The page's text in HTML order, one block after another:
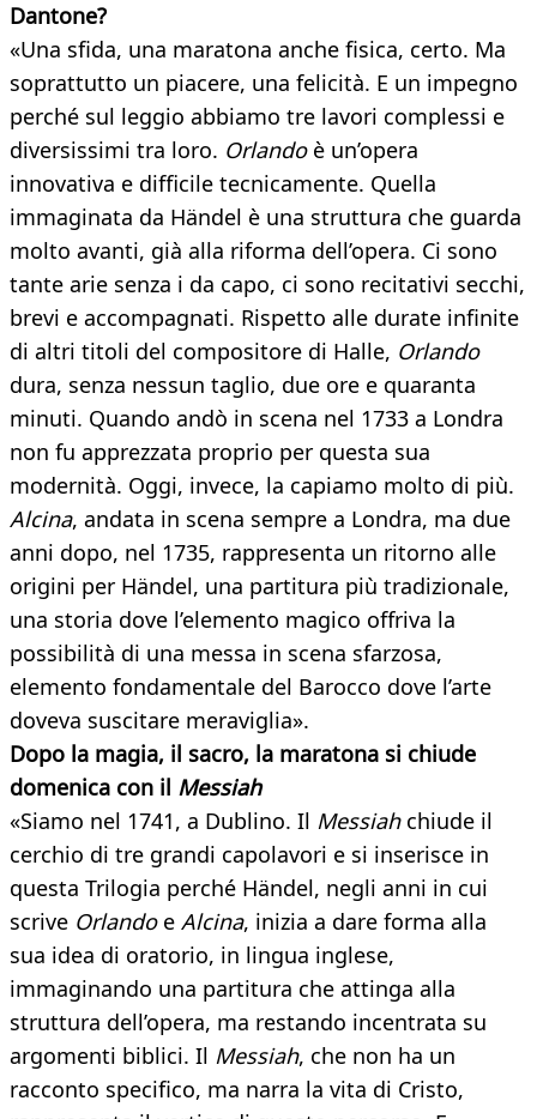
Dantone?
«Una sfida, una maratona anche fisica, certo. Ma
soprattutto un piacere, una felicità. E un impegno
perché sul leggio abbiamo tre lavori complessi e
diversissimi tra loro. Orlandoè un’opera
innovativa e difficile tecnicamente. Quella
immaginata da Händel è una struttura che guarda
molto avanti, già alla riforma dell’opera. Ci sono
tante arie senza i da capo, ci sono recitativi secchi,
brevi e accompagnati. Rispetto alle durate infinite
di altri titoli del compositore di Halle, Orlando
dura, senza nessun taglio, due ore e quaranta
minuti. Quando andò in scena nel 1733 a Londra
non fu apprezzata proprio per questa sua
modernità. Oggi, invece, la capiamo molto di più.
Alcina, andata in scena sempre a Londra, ma due
anni dopo, nel 1735, rappresenta un ritorno alle
origini per Händel, una partitura più tradizionale,
una storia dove l’elemento magico offriva la
possibilità di una messa in scena sfarzosa,
elemento fondamentale del Barocco dove l’arte
doveva suscitare meraviglia».
Dopo la magia, il sacro, la maratona si chiude
domenica con il Messiah
«Siamo nel 1741, a Dublino. Il Messiahchiude il
cerchio di tre grandi capolavori e si inserisce in
questa Trilogia perché Händel, negli anni in cui
scrive Orlandoe Alcina, inizia a dare forma alla
sua idea di oratorio, in lingua inglese,
immaginando una partitura che attinga alla
struttura dell’opera, ma restando incentrata su
argomenti biblici. Il Messiah, che non ha un
racconto specifico, ma narra la vita di Cristo,